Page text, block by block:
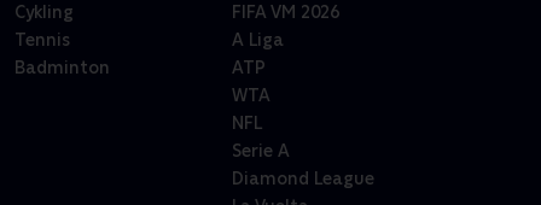
Cykling
Tennis
Badminton
FIFA VM 2026
A Liga
ATP
WTA
NFL
Serie A
Diamond League